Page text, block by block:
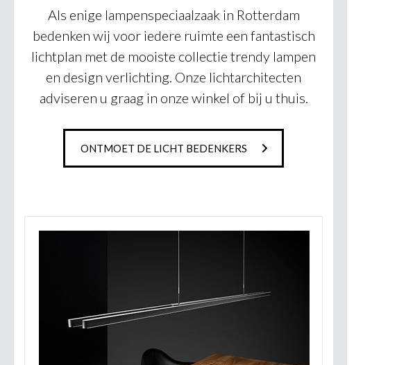
Als enige lampenspeciaalzaak in Rotterdam
bedenken wij voor iedere ruimte een fantastisch
lichtplan met de mooiste collectie trendy lampen
en design verlichting. Onze lichtarchitecten
adviseren u graag in onze winkel of bij u thuis.
ONTMOET DE LICHT BEDENKERS